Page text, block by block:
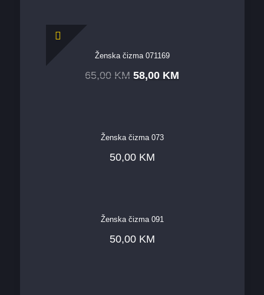
Ženska čizma 071169
65,00 KM 58,00 KM
Ženska čizma 073
50,00 KM
Ženska čizma 091
50,00 KM